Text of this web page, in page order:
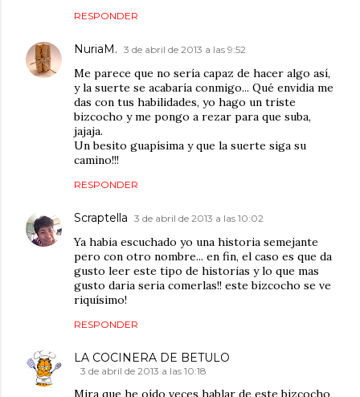
RESPONDER
NuriaM. 3 de abril de 2013 a las 9:52
Me parece que no sería capaz de hacer algo así,
y la suerte se acabaría conmigo... Qué envidia me
das con tus habilidades, yo hago un triste
bizcocho y me pongo a rezar para que suba,
jajaja.
Un besito guapísima y que la suerte siga su
camino!!!
RESPONDER
Scraptella 3 de abril de 2013 a las 10:02
Ya habia escuchado yo una historia semejante
pero con otro nombre... en fin, el caso es que da
gusto leer este tipo de historias y lo que mas
gusto daria seria comerlas!! este bizcocho se ve
riquísimo!
RESPONDER
LA COCINERA DE BETULO
3 de abril de 2013 a las 10:18
Mira que he oído veces hablar de este bizcocho